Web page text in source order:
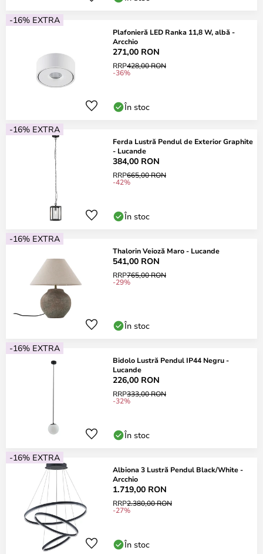
-16% EXTRA
Plafonieră LED Ranka 11,8 W, albă -
Arcchio
271,00 RON
RRP428,00 RON
-36%
În stoc
-16% EXTRA
Ferda Lustră Pendul de Exterior Graphite
- Lucande
384,00 RON
RRP665,00 RON
-42%
În stoc
-16% EXTRA
Thalorin Veioză Maro - Lucande
541,00 RON
RRP765,00 RON
-29%
În stoc
-16% EXTRA
Bidolo Lustră Pendul IP44 Negru -
Lucande
226,00 RON
RRP333,00 RON
-32%
În stoc
-16% EXTRA
Albiona 3 Lustră Pendul Black/White -
Arcchio
1.719,00 RON
RRP2.380,00 RON
-27%
În stoc